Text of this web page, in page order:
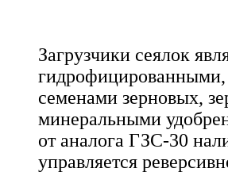
Загрузчики сеялок
гидрофицированными,
семенами зерновых,
минеральными
от аналога ГЗС-30
управляется